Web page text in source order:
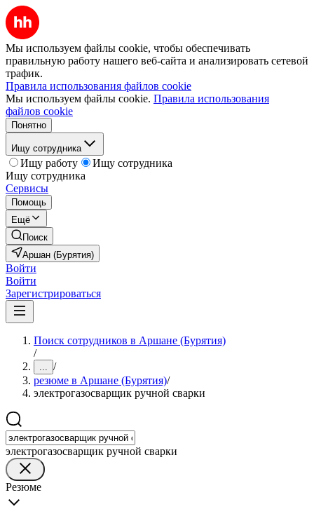
Мы используем файлы cookie, чтобы обеспечивать
правильную работу нашего веб-сайта и анализировать сетевой
трафик.
Правила использования файлов cookie
Мы используем файлы cookie. Правила использования
файлов cookie
Понятно
Ищу сотрудника
Ищу работу
Ищу сотрудника
Ищу сотрудника
Сервисы
Помощь
Ещё
Поиск
Аршан (Бурятия)
Войти
Войти
Зарегистрироваться
Поиск сотрудников в Аршане (Бурятия)
/
... /
резюме в Аршане (Бурятия)/
электрогазосварщик ручной сварки
электрогазосварщик ручной сварки
Резюме